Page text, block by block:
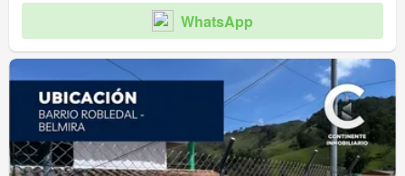
WhatsApp